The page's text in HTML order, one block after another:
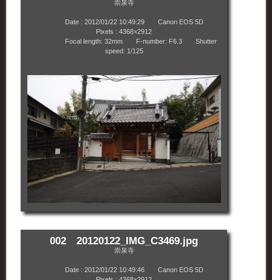
崇泉寺
Date : 2012/01/22 10:49:29 Canon EOS 5D
Pixels : 4368×2912
Focal length: 32mm F-number: F6.3 Shutter
speed: 1/125
002 20120122_IMG_C3469.jpg
崇泉寺
Date : 2012/01/22 10:49:46 Canon EOS 5D